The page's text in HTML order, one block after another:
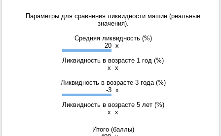
Параметры для сравнения ликвидности машин (реальные
значения).
Средняя ликвидность (%)
20 x
Ликвидность в возрасте 1 год (%)
x x
Ликвидность в возрасте 3 года (%)
-3 x
Ликвидность в возрасте 5 лет (%)
x x
Итого (баллы)